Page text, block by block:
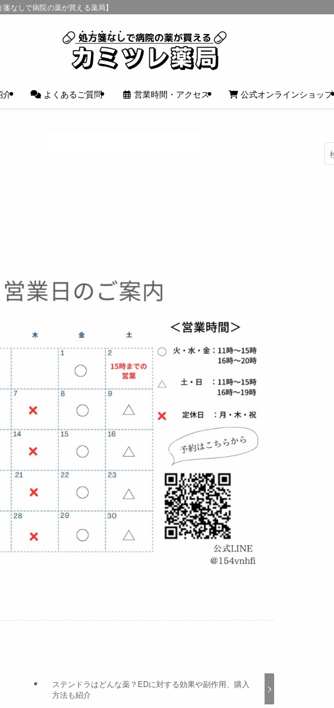
なしで病院の薬が買える薬局】
介 よくあるご質問 営業時間・アクセス 公式オンラインショップ
ステンドラはどんな薬？EDに対する効果や副作用、購入
方法も紹介